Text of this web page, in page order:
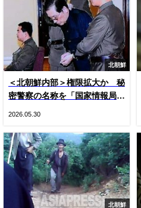
北朝鮮
＜北朝鮮内部＞権限拡大か 秘
密警察の名称を「国家情報局」
2026.05.30
北朝鮮